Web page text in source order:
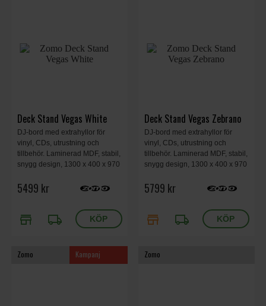
Deck Stand Vegas White
DJ-bord med extrahyllor för
vinyl, CDs, utrustning och
tillbehör. Laminerad MDF, stabil,
snygg design, 1300 x 400 x 970
5499 kr
store local_shipping
Deck Stand Vegas Zebrano
DJ-bord med extrahyllor för
vinyl, CDs, utrustning och
tillbehör. Laminerad MDF, stabil,
snygg design, 1300 x 400 x 970
5799 kr
store local_shipping
Zomo Kampanj Zomo